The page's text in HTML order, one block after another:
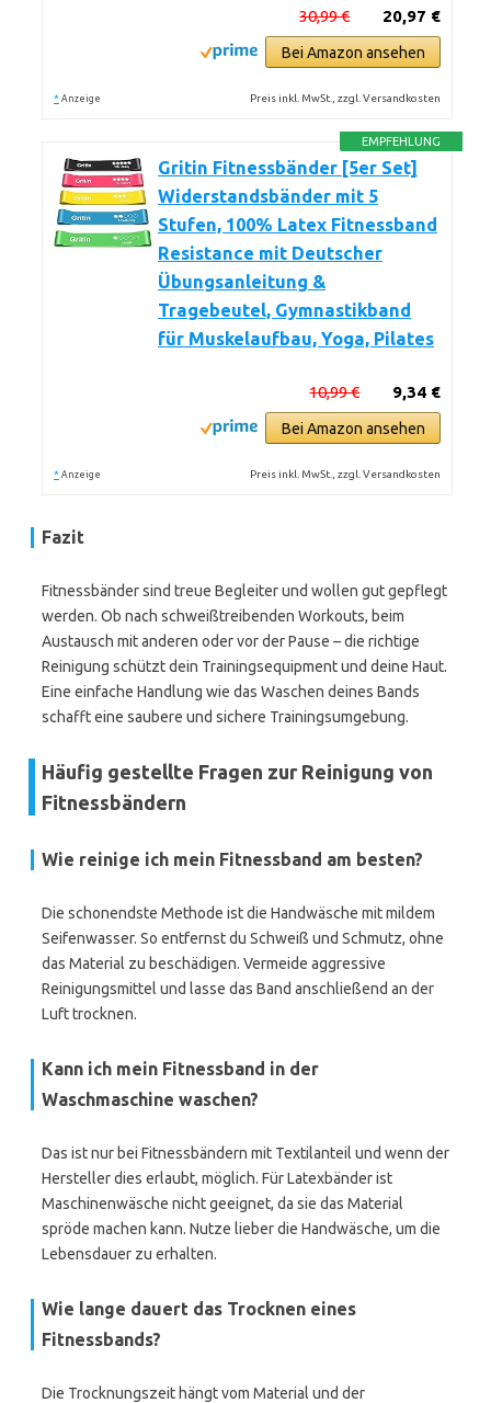
20,97 €
30,99 €
Bei Amazon ansehen
* Anzeige Preis inkl. MwSt., zzgl. Versandkosten
EMPFEHLUNG
Gritin Fitnessbänder [5er Set]
Widerstandsbänder mit 5
Stufen, 100% Latex Fitnessband
Resistance mit Deutscher
Übungsanleitung &
Tragebeutel, Gymnastikband
für Muskelaufbau, Yoga, Pilates
9,34 €
10,99 €
Bei Amazon ansehen
* Anzeige Preis inkl. MwSt., zzgl. Versandkosten
Fazit
Fitnessbänder sind treue Begleiter und wollen gut gepflegt
werden. Ob nach schweißtreibenden Workouts, beim
Austausch mit anderen oder vor der Pause – die richtige
Reinigung schützt dein Trainingsequipment und deine Haut.
Eine einfache Handlung wie das Waschen deines Bands
schafft eine saubere und sichere Trainingsumgebung.
Häufig gestellte Fragen zur Reinigung von
Fitnessbändern
Wie reinige ich mein Fitnessband am besten?
Die schonendste Methode ist die Handwäsche mit mildem
Seifenwasser. So entfernst du Schweiß und Schmutz, ohne
das Material zu beschädigen. Vermeide aggressive
Reinigungsmittel und lasse das Band anschließend an der
Luft trocknen.
Kann ich mein Fitnessband in der
Waschmaschine waschen?
Das ist nur bei Fitnessbändern mit Textilanteil und wenn der
Hersteller dies erlaubt, möglich. Für Latexbänder ist
Maschinenwäsche nicht geeignet, da sie das Material
spröde machen kann. Nutze lieber die Handwäsche, um die
Lebensdauer zu erhalten.
Wie lange dauert das Trocknen eines
Fitnessbands?
Die Trocknungszeit hängt vom Material und der